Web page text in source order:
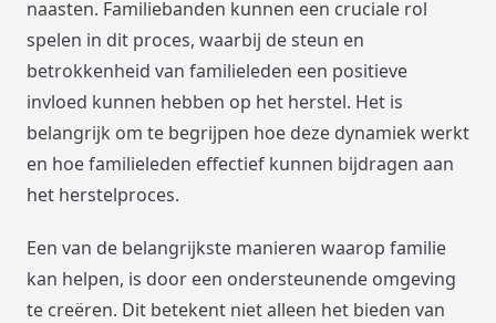
naasten. Familiebanden kunnen een cruciale rol
spelen in dit proces, waarbij de steun en
betrokkenheid van familieleden een positieve
invloed kunnen hebben op het herstel. Het is
belangrijk om te begrijpen hoe deze dynamiek werkt
en hoe familieleden effectief kunnen bijdragen aan
het herstelproces.
Een van de belangrijkste manieren waarop familie
kan helpen, is door een ondersteunende omgeving
te creëren. Dit betekent niet alleen het bieden van